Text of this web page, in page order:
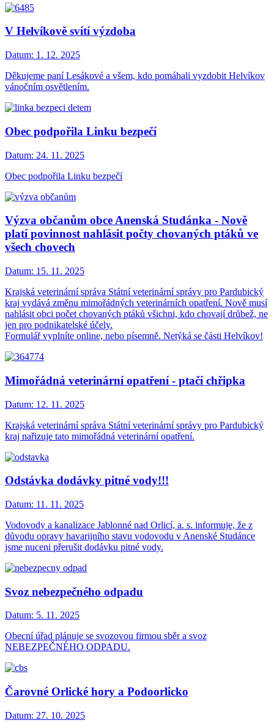
V Helvíkově svítí výzdoba
Datum: 1. 12. 2025
Děkujeme paní Lesákové a všem, kdo pomáhali vyzdobit Helvíkov
vánočním osvětlením.
Obec podpořila Linku bezpečí
Datum: 24. 11. 2025
Obec podpořila Linku bezpečí
Výzva občanům obce Anenská Studánka - Nově
platí povinnost nahlásit počty chovaných ptáků ve
všech chovech
Datum: 15. 11. 2025
Krajská veterinární správa Státní veterinární správy pro Pardubický
kraj vydává změnu mimořádných veterinárních opatření. Nově musí
nahlásit obci počet chovaných ptáků všichni, kdo chovají drůbež, ne
jen pro podnikatelské účely.
Formulář vyplníte online, nebo písemně. Netýká se části Helvíkov!
Mimořádná veterinární opatření - ptačí chřipka
Datum: 12. 11. 2025
Krajská veterinární správa Státní veterinární správy pro Pardubický
kraj nařizuje tato mimořádná veterinární opatření.
Odstávka dodávky pitné vody!!!
Datum: 11. 11. 2025
Vodovody a kanalizace Jablonné nad Orlicí, a. s. informuje, že z
důvodu opravy havarijního stavu vodovodu v Anenské Studánce
jsme nuceni přerušit dodávku pitné vody.
Svoz nebezpečného odpadu
Datum: 5. 11. 2025
Obecní úřad plánuje se svozovou firmou sběr a svoz
NEBEZPEČNÉHO ODPADU.
Čarovné Orlické hory a Podoorlicko
Datum: 27. 10. 2025